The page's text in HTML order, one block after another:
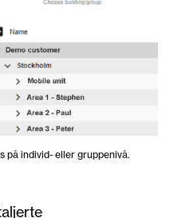
på individ- eller gruppenivå.